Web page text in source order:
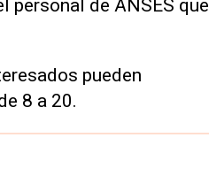
personal de ANSES que
pueden
8 a 20.